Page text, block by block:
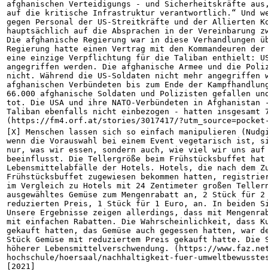
afghanischen Verteidigungs - und Sicherheitskräfte
auf die kritische Infrastruktur verantwortlich.“ Und
gegen Personal der US-Streitkräfte und der Allierten
hauptsächlich auf die Absprachen in der Vereinbarung
Die afghanische Regierung war in diese Verhandlungen
Regierung hatte einen Vertrag mit den Kommandeuren
eine einzige Verpflichtung für die Taliban enthielt:
angegriffen werden. Die afghanische Armee und die
nicht. Während die US-Soldaten nicht mehr
afghanischen Verbündeten bis zum Ende der
66.000 afghanische Soldaten und Polizisten gefallen
tot. Die USA und ihre NATO-Verbündeten in
Taliban ebenfalls nicht einbezogen - hatten insgesamt
(https://fm4.orf.at/stories/3017417/
[X] Menschen lassen sich so einfach manipulieren
wenn die Vorauswahl bei einem Event vegetarisch ist,
nur, was wir essen, sondern auch, wie viel wir uns
beeinflusst. Die Tellergröße beim Frühstücksbuffet
Lebensmittelabfälle der Hotels. Hotels, die nach
Frühstücksbuffet zugewiesen bekommen hatten,
im Vergleich zu Hotels mit 24 Zentimeter großen
ausgewähltes Gemüse zum Mengenrabatt an, 2 Stück für
reduzierten Preis, 1 Stück für 1 Euro, an. In beiden
Unsere Ergebnisse zeigen allerdings, dass mit
mit einfachen Rabatten. Die Wahrscheinlichkeit, dass
gekauft hatten, das Gemüse auch gegessen hatten,
Stück Gemüse mit reduziertem Preis gekauft hatte. Die
höherer Lebensmittelverschwendung. (https://
hochschule/hoersaal/nachhaltigkeit-fuer-
[2021]